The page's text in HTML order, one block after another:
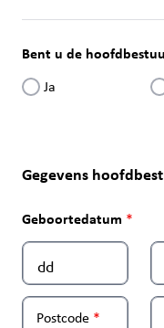
Bent u de
Ja
Gegevens
Geboortedatum
Postcode